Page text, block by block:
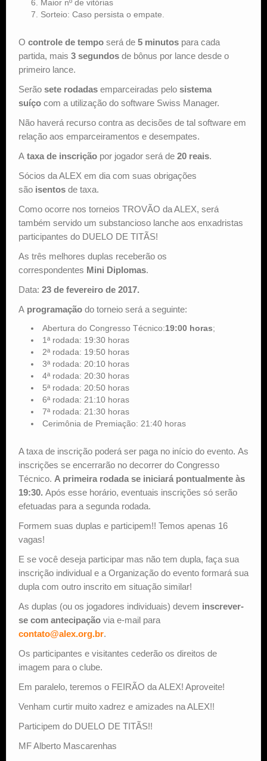
Maior nº de vitórias
Sorteio: Caso persista o empate.
O controle de tempo será de 5 minutos para cada
partida, mais 3 segundos de bônus por lance desde o
primeiro lance.
Serão sete rodadas emparceiradas pelo sistema
suíço com a utilização do software Swiss Manager.
Não haverá recurso contra as decisões de tal software em
relação aos emparceiramentos e desempates.
A taxa de inscrição por jogador será de 20 reais.
Sócios da ALEX em dia com suas obrigações
são isentos de taxa.
Como ocorre nos torneios TROVÃO da ALEX, será
também servido um substancioso lanche aos enxadristas
participantes do DUELO DE TITÃS!
As três melhores duplas receberão os
correspondentes Mini Diplomas.
Data: 23 de fevereiro de 2017.
A programação do torneio será a seguinte:
Abertura do Congresso Técnico:19:00 horas;
1ª rodada: 19:30 horas
2ª rodada: 19:50 horas
3ª rodada: 20:10 horas
4ª rodada: 20:30 horas
5ª rodada: 20:50 horas
6ª rodada: 21:10 horas
7ª rodada: 21:30 horas
Cerimônia de Premiação: 21:40 horas
A taxa de inscrição poderá ser paga no início do evento. As
inscrições se encerrarão no decorrer do Congresso
Técnico. A primeira rodada se iniciará pontualmente às
19:30. Após esse horário, eventuais inscrições só serão
efetuadas para a segunda rodada.
Formem suas duplas e participem!! Temos apenas 16
vagas!
E se você deseja participar mas não tem dupla, faça sua
inscrição individual e a Organização do evento formará sua
dupla com outro inscrito em situação similar!
As duplas (ou os jogadores individuais) devem inscrever-
se com antecipação via e-mail para
contato@alex.org.br.
Os participantes e visitantes cederão os direitos de
imagem para o clube.
Em paralelo, teremos o FEIRÃO da ALEX! Aproveite!
Venham curtir muito xadrez e amizades na ALEX!!
Participem do DUELO DE TITÃS!!
MF Alberto Mascarenhas